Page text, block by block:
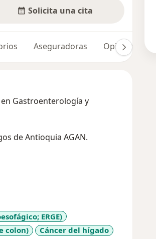
Solicita una cita
Aseguradoras Opiniones (3)
Gastroenterología y
de Antioquia AGAN.
ERGE)
colon) Cáncer del hígado